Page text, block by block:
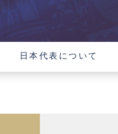
日本代表について